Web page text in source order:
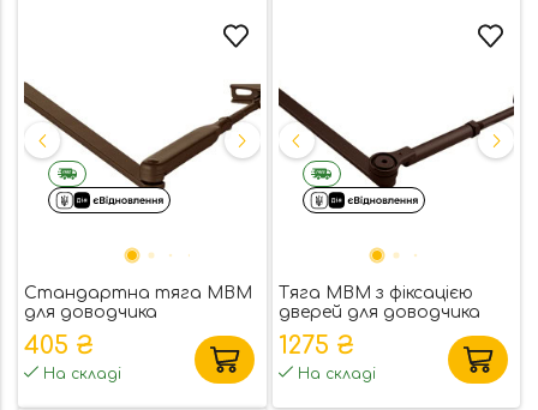
Стандартна тяга MBM
для доводчика
405 ₴
На складі
Тяга MBM з фіксацією
дверей для доводчика
1275 ₴
На складі